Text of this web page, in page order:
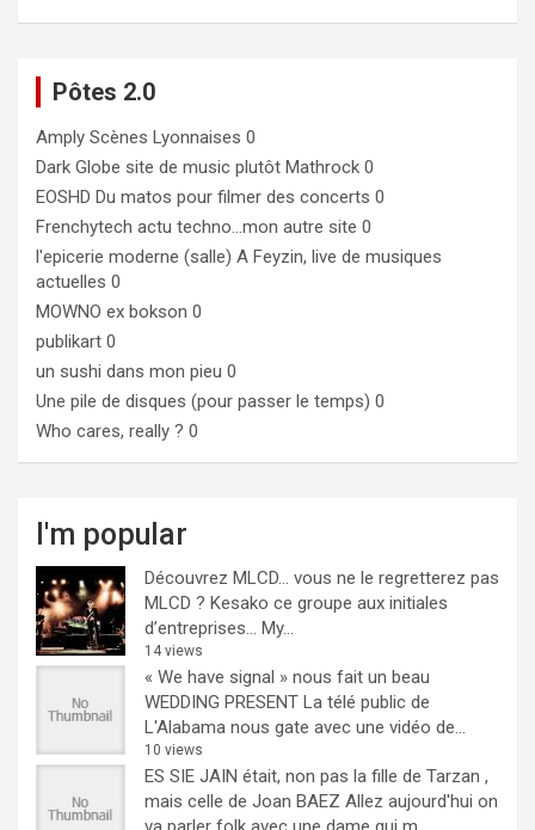
Pôtes 2.0
Amply Scènes Lyonnaises 0
Dark Globe site de music plutôt Mathrock 0
EOSHD Du matos pour filmer des concerts 0
Frenchytech actu techno…mon autre site 0
l'epicerie moderne (salle) A Feyzin, live de musiques
actuelles 0
MOWNO ex bokson 0
publikart 0
un sushi dans mon pieu 0
Une pile de disques (pour passer le temps) 0
Who cares, really ? 0
I'm popular
Découvrez MLCD… vous ne le regretterez pas
MLCD ? Kesako ce groupe aux initiales
d’entreprises… My...
14 views
« We have signal » nous fait un beau
WEDDING PRESENT La télé public de
L'Alabama nous gate avec une vidéo de...
10 views
ES SIE JAIN était, non pas la fille de Tarzan ,
mais celle de Joan BAEZ Allez aujourd'hui on